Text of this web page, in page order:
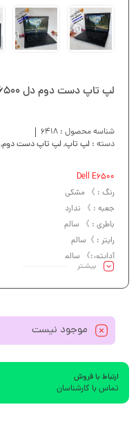
لپ تاپ دست دوم دل Dell E6500
شناسه محصول : 6418
دسته : لپ تاپ,لپ تاپ دست دوم,
Dell E6500
رنگ : 》 مشکی
جعبه : 》 ندارد
باطری : 》 سالم
رایتر : 》سالم
آداپتور:》 سالم
کیبرد : 》سالم
بیشـتر
موجود نیست
ارتباط با فروش
تماس با کارشناسان